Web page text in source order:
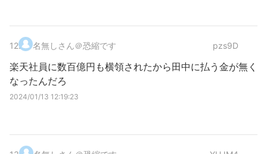
12. 名無しさん＠恐縮です pzs9D
楽天社員に数百億円も横領されたから田中に払う金が無く
なったんだろ
2024/01/13 12:19:23